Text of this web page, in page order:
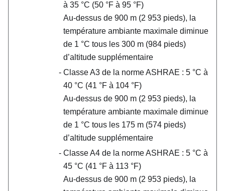
à 35 °C (50 °F à 95 °F)
Au-dessus de 900 m (2 953 pieds), la
température ambiante maximale diminue
de 1 °C tous les 300 m (984 pieds)
d’altitude supplémentaire
Classe A3 de la norme ASHRAE : 5 °C à
40 °C (41 °F à 104 °F)
Au-dessus de 900 m (2 953 pieds), la
température ambiante maximale diminue
de 1 °C tous les 175 m (574 pieds)
d’altitude supplémentaire
Classe A4 de la norme ASHRAE : 5 °C à
45 °C (41 °F à 113 °F)
Au-dessus de 900 m (2 953 pieds), la